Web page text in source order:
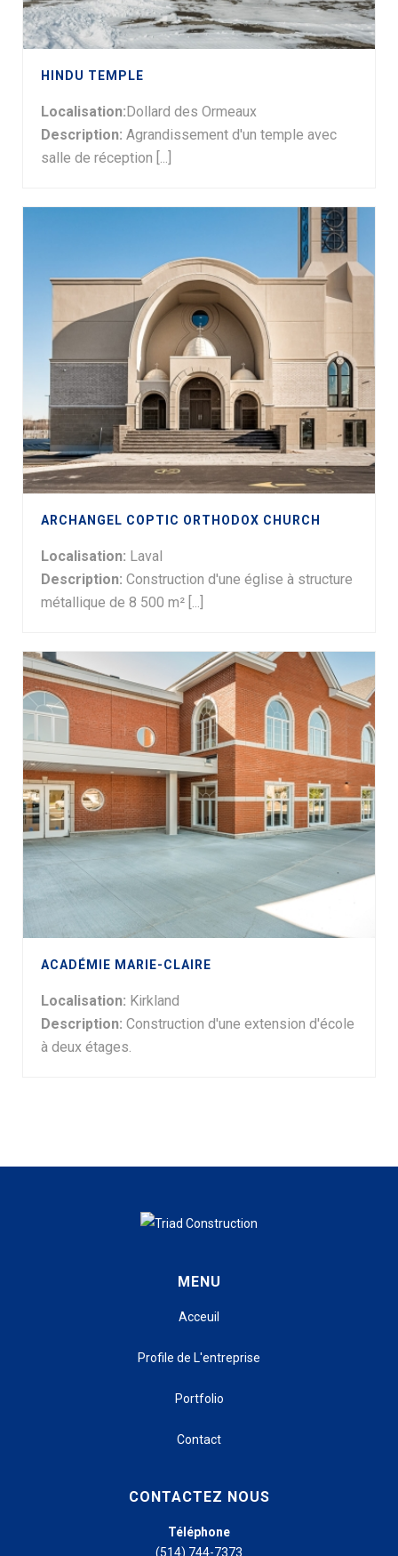
HINDU TEMPLE
Localisation:Dollard des Ormeaux
Description: Agrandissement d'un temple avec
salle de réception [...]
ARCHANGEL COPTIC ORTHODOX CHURCH
Localisation: Laval
Description: Construction d'une église à structure
métallique de 8 500 m² [...]
ACADÉMIE MARIE-CLAIRE
Localisation: Kirkland
Description: Construction d'une extension d'école
à deux étages.
emergency care.